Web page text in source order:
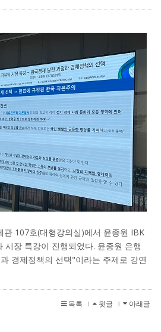
관 107호(대형강의실)에서 윤종원 IBK
시장 특강이 진행되었다. 윤종원 은행
경제정책의 선택"이라는 주제로 강연
목록 l 윗글 l 아래글